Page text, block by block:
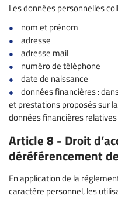
Les données personnelles
nom et prénom
adresse
adresse mail
numéro de téléphone
date de naissance
données financières :
et prestations proposés sur
données financières
Article 8 - Droit
déréférencement
En application de la
caractère personnel, les